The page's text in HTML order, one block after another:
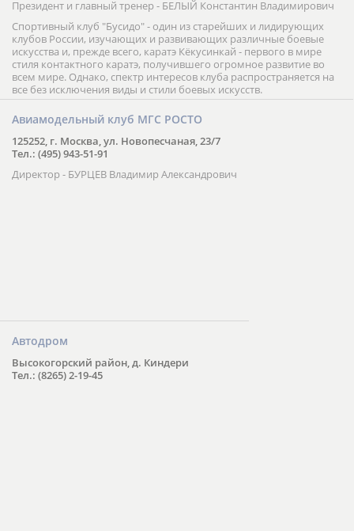
Президент и главный тренер - БЕЛЫЙ Константин Владимирович
Спортивный клуб "Бусидо" - один из старейших и лидирующих
клубов России, изучающих и развивающих различные боевые
искусства и, прежде всего, каратэ Кёкусинкай - первого в мире
стиля контактного каратэ, получившего огромное развитие во
всем мире. Однако, спектр интересов клуба распространяется на
все без исключения виды и стили боевых искусств.
Авиамодельный клуб МГС РОСТО
125252, г. Москва, ул. Новопесчаная, 23/7
Тел.: (495) 943-51-91
Директор - БУРЦЕВ Владимир Александрович
Автодром
Высокогорский район, д. Киндери
Тел.: (8265) 2-19-45